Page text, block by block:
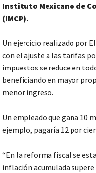
Instituto Mexicano de
(IMCP).
Un ejercicio realizado por
con el ajuste a las tarifas
impuestos se reduce en
beneficiando en mayor
menor ingreso.
Un empleado que gana 10
ejemplo, pagaría 12 por
“En la reforma fiscal se
inflación acumulada